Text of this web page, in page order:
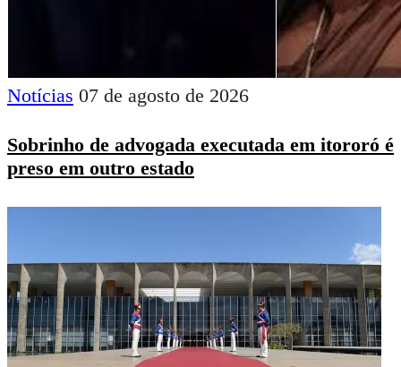
Notícias 07 de agosto de 2026
Sobrinho de advogada executada em itororó é
preso em outro estado